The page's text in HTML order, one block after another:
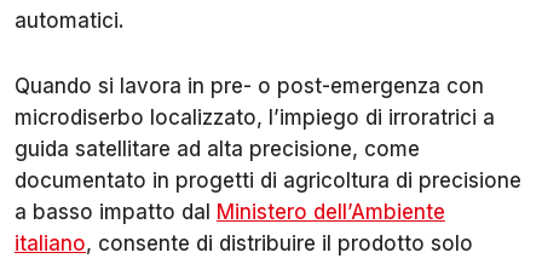
automatici.
Quando si lavora in pre- o post-emergenza con
microdiserbo localizzato, l’impiego di irroratrici a
guida satellitare ad alta precisione, come
documentato in progetti di agricoltura di precisione
a basso impatto dal Ministero dell’Ambiente
italiano, consente di distribuire il prodotto solo